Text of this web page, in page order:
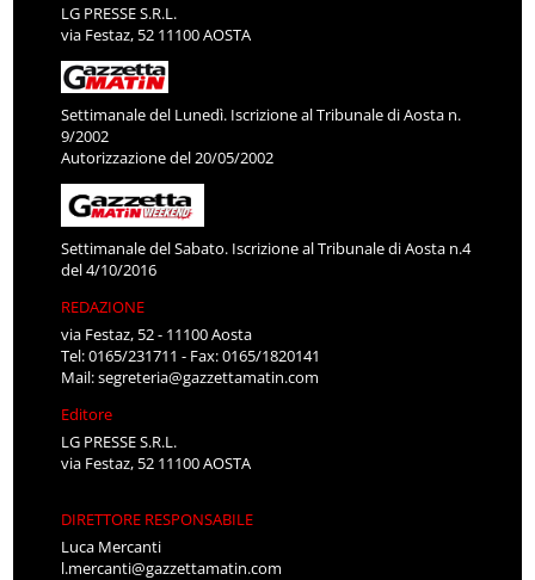
LG PRESSE S.R.L.
via Festaz, 52 11100 AOSTA
Settimanale del Lunedì. Iscrizione al Tribunale di Aosta n.
9/2002
Autorizzazione del 20/05/2002
Settimanale del Sabato. Iscrizione al Tribunale di Aosta n.4
del 4/10/2016
REDAZIONE
via Festaz, 52 - 11100 Aosta
Tel: 0165/231711 - Fax: 0165/1820141
Mail:segreteria@gazzettamatin.com
Editore
LG PRESSE S.R.L.
via Festaz, 52 11100 AOSTA
DIRETTORE RESPONSABILE
Luca Mercanti
l.mercanti@gazzettamatin.com